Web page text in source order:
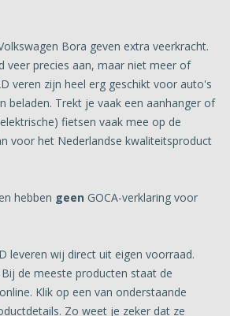
Bora geven extra veerkracht.
veer precies aan, maar niet meer of
veren zijn heel erg geschikt voor auto's
beladen. Trekt je vaak een aanhanger of
fietsen vaak mee op de
voor het Nederlandse kwaliteitsproduct
hebben geen GOCA-verklaring voor
leveren wij direct uit eigen voorraad.
de meeste producten staat de
Klik op een van onderstaande
Zo weet je zeker dat ze